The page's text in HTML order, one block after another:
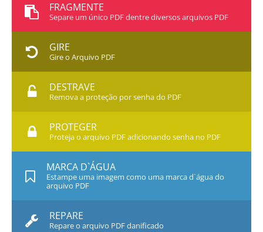
FRAGMENTE
Separe um único PDF dentre diversos arquivos PDF
GIRE
Gire o Arquivo PDF
DESTRAVE
Remova a proteção por senha do PDF
PROTEGER
Proteja o arquivo PDF adicionando senha no PDF
MARCA D`ÁGUA
Estampe uma imagem como uma marca d`água do
arquivo PDF
REPARE
Repare o arquivo PDF danificado